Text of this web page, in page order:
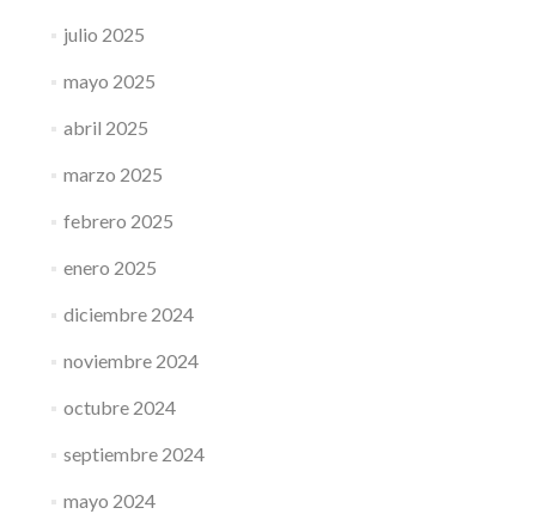
julio 2025
mayo 2025
abril 2025
marzo 2025
febrero 2025
enero 2025
diciembre 2024
noviembre 2024
octubre 2024
septiembre 2024
mayo 2024